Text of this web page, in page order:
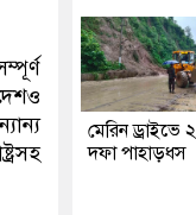
মেরিন ড্রাইভে ২
দফা পাহাড়ধস